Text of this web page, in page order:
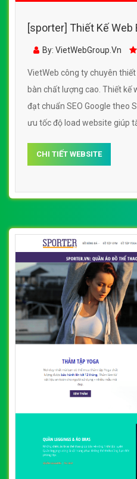
[sporter] Thiết Kế Web
Dụng Cụ Bóng Bàn
By: VietWebGroup.Vn
VietWeb công ty chuyên
bàn chất lượng cao. Thiết kế
đạt chuẩn SEO Google theo
ưu tốc độ load website giúp
CHI TIẾT WEBSITE